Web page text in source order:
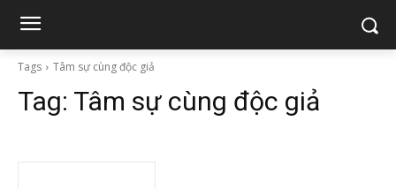
Tags Tâm sự cùng độc giả
Tag: Tâm sự cùng độc giả